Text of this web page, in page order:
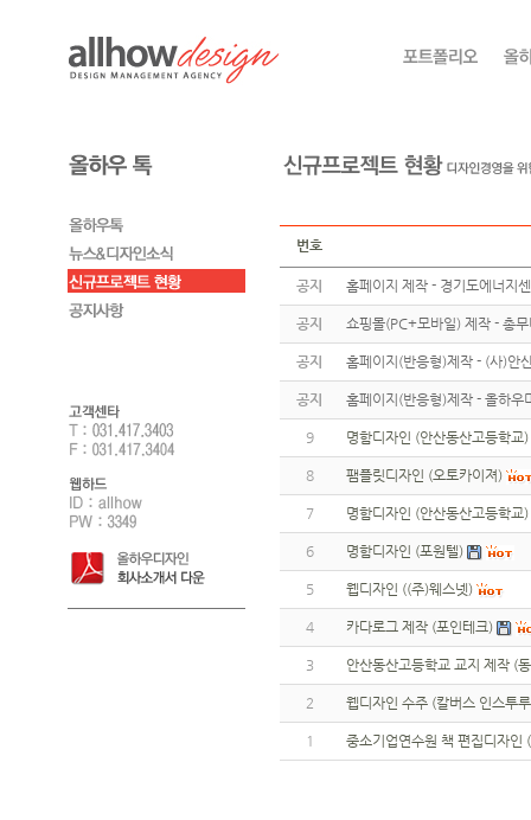
번호
공지 홈페이지 제작 - 경기도에너지
공지 쇼핑몰(PC+모바일) 제작 - 총
공지 홈페이지(반응형)제작 - (사)안
공지 홈페이지(반응형)제작 - 올하우
9 명함디자인 (안산동산고등학교)
8 팸플릿디자인 (오토카이져)
7 명함디자인 (안산동산고등학교)
6 명함디자인 (포원텔)
5 웹디자인 ((주)웨스넷)
4 카다로그 제작 (포인테크)
3 안산동산고등학교 교지 제작 (
2 웹디자인 수주 (칼버스 인스투
1 중소기업연수원 책 편집디자인